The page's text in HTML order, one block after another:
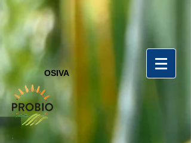
OSIVA